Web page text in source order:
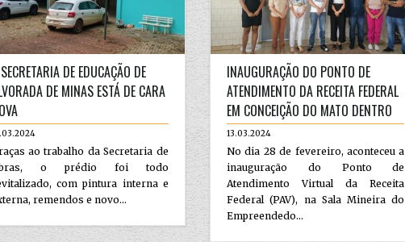
DE EDUCAÇÃO DE
DE MINAS ESTÁ DE CARA
ao trabalho da Secretaria de
o prédio foi todo
com pintura interna e
remendos e novo...
INAUGURAÇÃO DO PONTO DE
ATENDIMENTO DA RECEITA FEDERAL
EM CONCEIÇÃO DO MATO DENTRO
13.03.2024
No dia 28 de fevereiro, aconteceu a
inauguração do Ponto de
Atendimento Virtual da Receita
Federal (PAV), na Sala Mineira do
Empreendedo...